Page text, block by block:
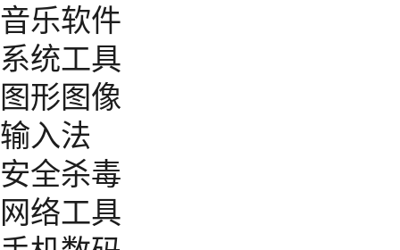
音乐软件
系统工具
图形图像
输入法
安全杀毒
网络工具